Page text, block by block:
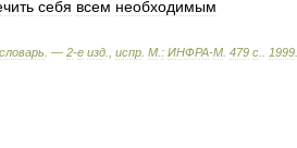
себя всем необходимым
словарь . — 2-е изд испр М : ИНФРА-М 479 с 1999